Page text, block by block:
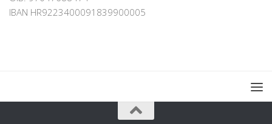
IBAN HR9223400091839900005